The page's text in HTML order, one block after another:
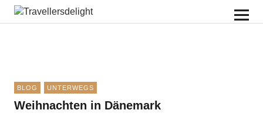
Travellersdelight
BLOG UNTERWEGS
Weihnachten in Dänemark